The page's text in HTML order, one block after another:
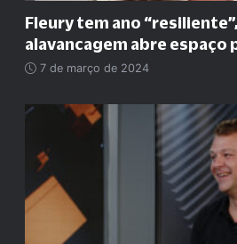
Fleury tem ano “resiliente”
alavancagem abre espaço
7 de março de 2024